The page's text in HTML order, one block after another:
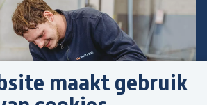
maakt gebruik